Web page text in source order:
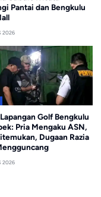
Pantai dan Bengkulu
2026
Golf Bengkulu
Pria Mengaku ASN,
Dugaan Razia
2026